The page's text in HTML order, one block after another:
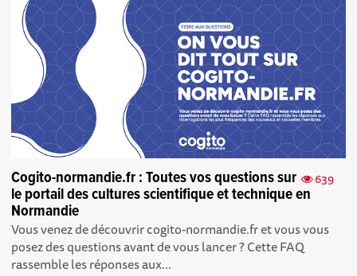
639
Cogito-normandie.fr : Toutes vos questions sur
le portail des cultures scientifique et technique en
Normandie
Vous venez de découvrir cogito-normandie.fr et vous vous
posez des questions avant de vous lancer ? Cette FAQ
rassemble les réponses aux...